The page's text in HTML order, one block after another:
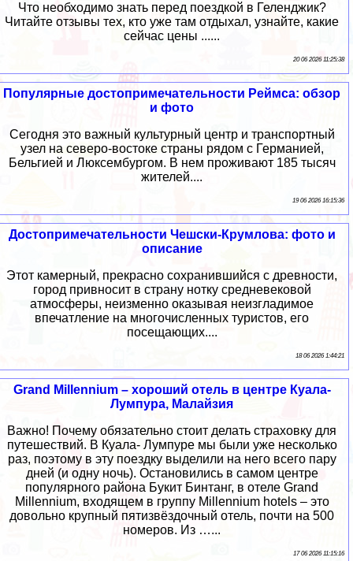
Что необходимо знать перед поездкой в Геленджик?
Читайте отзывы тех, кто уже там отдыхал, узнайте, какие
сейчас цены ......
20 06 2026 11:25:38
Популярные достопримечательности Реймса: обзор
и фото
Сегодня это важный культурный центр и транспортный
узел на северо-востоке страны рядом с Германией,
Бельгией и Люксембургом. В нем проживают 185 тысяч
жителей....
19 06 2026 16:15:36
Достопримечательности Чешски-Крумлова: фото и
описание
Этот камерный, прекрасно сохранившийся с древности,
город привносит в страну нотку средневековой
атмосферы, неизменно оказывая неизгладимое
впечатление на многочисленных туристов, его
посещающих....
18 06 2026 1:44:21
Grand Millennium – хороший отель в центре Куала-
Лумпура, Малайзия
Важно! Почему обязательно стоит делать страховку для
путешествий. В Куала- Лумпуре мы были уже несколько
раз, поэтому в эту поездку выделили на него всего пару
дней (и одну ночь). Остановились в самом центре
популярного района Букит Бинтанг, в отеле Grand
Millennium, входящем в группу Millennium hotels – это
довольно крупный пятизвёздочный отель, почти на 500
номеров. Из …...
17 06 2026 11:15:16